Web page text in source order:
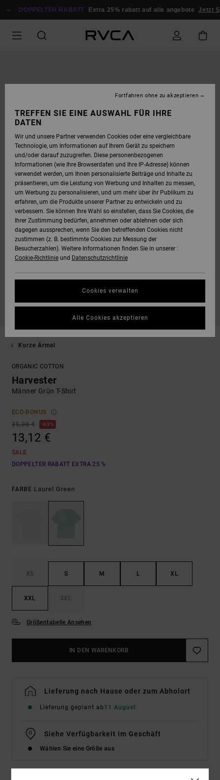
ZUR
DOPPELTER RABATT Extra 25% rabatt auf alle angebote Jetzt
Kurze Ärmel
ORGANIC COTTON
Harvester
Männer Grün T-Shirt
ECO-BONUS
35,00 €
63%
13,12 €
SALE
DOPPELTER RABATT EXTRA 25 %
FARBE Laurel Green
XS S M L XL
XXL 3XL
Größentabelle Ansehen
IN DEN WARENKORB
Lieferung nach Hause oder zum Abholort
Lieferung geplant ab 11 August
Siehe Verfügbarkeit im Geschäft
Wählen Sie eine Größe aus
TREFFEN SIE EINE AUSWAHL FÜR IHRE
DATEN
Wir und unsere Partner verwenden Cookies oder eine vergleichbare
Technologie, um Informationen auf Ihrem Gerät zu speichern
und/oder darauf zuzugreifen. Diese personenbezogenen
Informationen (wie Ihre Browserdaten und Ihre IP-Adresse) können
verwendet werden, um Ihnen personalisierte Beiträge und Inhalte zu
präsentieren, um die Leistung von Werbung und Inhalten zu messen,
um Werbung zu personalisieren, und um mehr über ihr Publikum zu
erfahren, um die Produkte unserer Partner zu entwickeln und zu
verbessern. Sie können Ihre Wahl so einstellen, dass Sie Cookies, die
Ihrer Zustimmung bedürfen, annehmen oder ablehnen oder sich
dagegen aussprechen, wenn Sie den betreffenden Cookies nicht
zustimmen (z. B. bestimmte Cookies zur Messung der
Besucherzahlen). Weitere Informationen finden Sie in unserer :
Cookie-Richtlinie und Datenschutzrichtlinie
Cookies verwalten
Fortfahren ohne zu akzeptieren
Alle Cookies akzeptieren